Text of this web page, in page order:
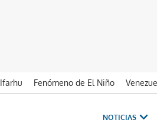
Ifarhu Fenómeno de El Niño
NOTICIAS